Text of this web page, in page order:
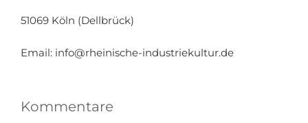
51069 Köln (Dellbrück)
Email: info@rheinische-industriekultur.de
Kommentare